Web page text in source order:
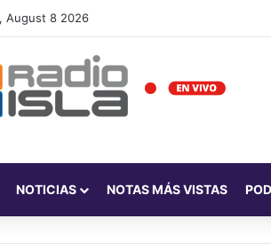
August 8 2026
NOTICIAS NOTAS MÁS VISTAS